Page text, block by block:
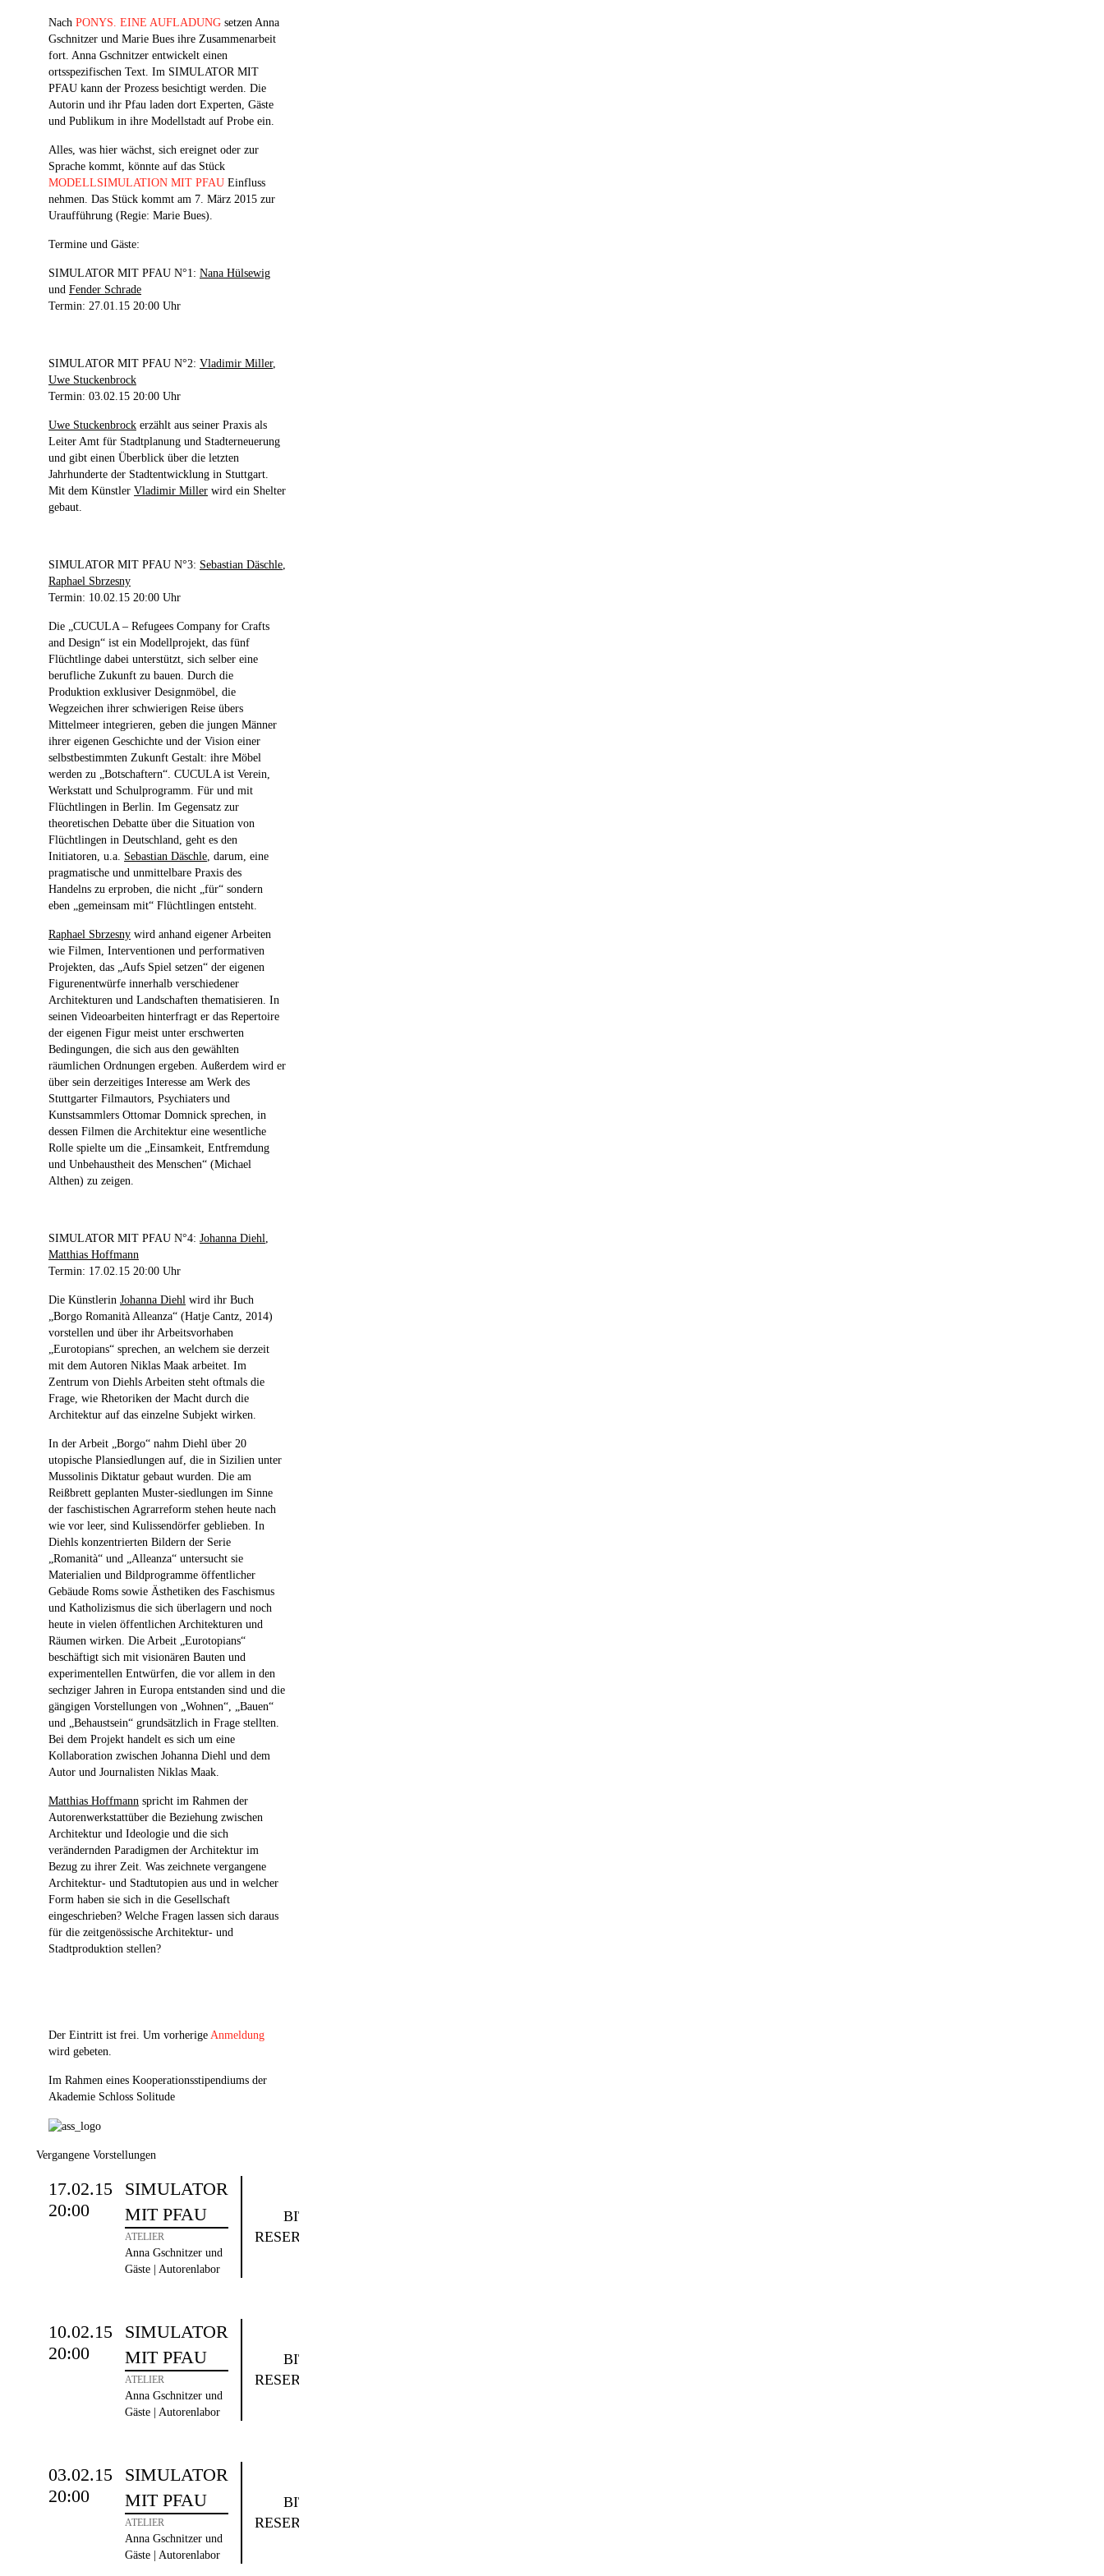
Nach PONYS. EINE AUFLADUNG setzen Anna
Gschnitzer und Marie Bues ihre Zusammenarbeit
fort. Anna Gschnitzer entwickelt einen
ortsspezifischen Text. Im SIMULATOR MIT
PFAU kann der Prozess besichtigt werden. Die
Autorin und ihr Pfau laden dort Experten, Gäste
und Publikum in ihre Modellstadt auf Probe ein.
Alles, was hier wächst, sich ereignet oder zur
Sprache kommt, könnte auf das Stück
MODELLSIMULATION MIT PFAU Einfluss
nehmen. Das Stück kommt am 7. März 2015 zur
Uraufführung (Regie: Marie Bues).
Termine und Gäste:
SIMULATOR MIT PFAU N°1: Nana Hülsewig
und Fender Schrade
Termin: 27.01.15 20:00 Uhr
SIMULATOR MIT PFAU N°2: Vladimir Miller,
Uwe Stuckenbrock
Termin: 03.02.15 20:00 Uhr
Uwe Stuckenbrock erzählt aus seiner Praxis als
Leiter Amt für Stadtplanung und Stadterneuerung
und gibt einen Überblick über die letzten
Jahrhunderte der Stadtentwicklung in Stuttgart.
Mit dem Künstler Vladimir Miller wird ein Shelter
gebaut.
SIMULATOR MIT PFAU N°3: Sebastian Däschle,
Raphael Sbrzesny
Termin: 10.02.15 20:00 Uhr
Die „CUCULA – Refugees Company for Crafts
and Design“ ist ein Modellprojekt, das fünf
Flüchtlinge dabei unterstützt, sich selber eine
berufliche Zukunft zu bauen. Durch die
Produktion exklusiver Designmöbel, die
Wegzeichen ihrer schwierigen Reise übers
Mittelmeer integrieren, geben die jungen Männer
ihrer eigenen Geschichte und der Vision einer
selbstbestimmten Zukunft Gestalt: ihre Möbel
werden zu „Botschaftern“. CUCULA ist Verein,
Werkstatt und Schulprogramm. Für und mit
Flüchtlingen in Berlin. Im Gegensatz zur
theoretischen Debatte über die Situation von
Flüchtlingen in Deutschland, geht es den
Initiatoren, u.a. Sebastian Däschle, darum, eine
pragmatische und unmittelbare Praxis des
Handelns zu erproben, die nicht „für“ sondern
eben „gemeinsam mit“ Flüchtlingen entsteht.
Raphael Sbrzesny wird anhand eigener Arbeiten
wie Filmen, Interventionen und performativen
Projekten, das „Aufs Spiel setzen“ der eigenen
Figurenentwürfe innerhalb verschiedener
Architekturen und Landschaften thematisieren. In
seinen Videoarbeiten hinterfragt er das Repertoire
der eigenen Figur meist unter erschwerten
Bedingungen, die sich aus den gewählten
räumlichen Ordnungen ergeben. Außerdem wird er
über sein derzeitiges Interesse am Werk des
Stuttgarter Filmautors, Psychiaters und
Kunstsammlers Ottomar Domnick sprechen, in
dessen Filmen die Architektur eine wesentliche
Rolle spielte um die „Einsamkeit, Entfremdung
und Unbehaustheit des Menschen“ (Michael
Althen) zu zeigen.
SIMULATOR MIT PFAU N°4: Johanna Diehl,
Matthias Hoffmann
Termin: 17.02.15 20:00 Uhr
Die Künstlerin Johanna Diehl wird ihr Buch
„Borgo Romanità Alleanza“ (Hatje Cantz, 2014)
vorstellen und über ihr Arbeitsvorhaben
„Eurotopians“ sprechen, an welchem sie derzeit
mit dem Autoren Niklas Maak arbeitet. Im
Zentrum von Diehls Arbeiten steht oftmals die
Frage, wie Rhetoriken der Macht durch die
Architektur auf das einzelne Subjekt wirken.
In der Arbeit „Borgo“ nahm Diehl über 20
utopische Plansiedlungen auf, die in Sizilien unter
Mussolinis Diktatur gebaut wurden. Die am
Reißbrett geplanten Muster-siedlungen im Sinne
der faschistischen Agrarreform stehen heute nach
wie vor leer, sind Kulissendörfer geblieben. In
Diehls konzentrierten Bildern der Serie
„Romanità“ und „Alleanza“ untersucht sie
Materialien und Bildprogramme öffentlicher
Gebäude Roms sowie Ästhetiken des Faschismus
und Katholizismus die sich überlagern und noch
heute in vielen öffentlichen Architekturen und
Räumen wirken. Die Arbeit „Eurotopians“
beschäftigt sich mit visionären Bauten und
experimentellen Entwürfen, die vor allem in den
sechziger Jahren in Europa entstanden sind und die
gängigen Vorstellungen von „Wohnen“, „Bauen“
und „Behaustsein“ grundsätzlich in Frage stellten.
Bei dem Projekt handelt es sich um eine
Kollaboration zwischen Johanna Diehl und dem
Autor und Journalisten Niklas Maak.
Matthias Hoffmann spricht im Rahmen der
Autorenwerkstattüber die Beziehung zwischen
Architektur und Ideologie und die sich
verändernden Paradigmen der Architektur im
Bezug zu ihrer Zeit. Was zeichnete vergangene
Architektur- und Stadtutopien aus und in welcher
Form haben sie sich in die Gesellschaft
eingeschrieben? Welche Fragen lassen sich daraus
für die zeitgenössische Architektur- und
Stadtproduktion stellen?
Der Eintritt ist frei. Um vorherige Anmeldung
wird gebeten.
Im Rahmen eines Kooperationsstipendiums der
Akademie Schloss Solitude
Vergangene Vorstellungen
17.02.15
20:00
SIMULATOR
MIT PFAU
ATELIER
Anna Gschnitzer und
Gäste | Autorenlabor
BITTE
RESERVIEREN
10.02.15
20:00
SIMULATOR
MIT PFAU
ATELIER
Anna Gschnitzer und
Gäste | Autorenlabor
BITTE
RESERVIEREN
03.02.15
20:00
SIMULATOR
MIT PFAU
ATELIER
Anna Gschnitzer und
Gäste | Autorenlabor
BITTE
RESERVIEREN